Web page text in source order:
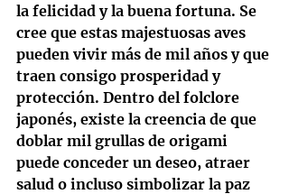
la felicidad y la buena fortuna. Se
cree que estas majestuosas aves
pueden vivir más de mil años y que
traen consigo prosperidad y
protección. Dentro del folclore
japonés, existe la creencia de que
doblar mil grullas de origami
puede conceder un deseo, atraer
salud o incluso simbolizar la paz